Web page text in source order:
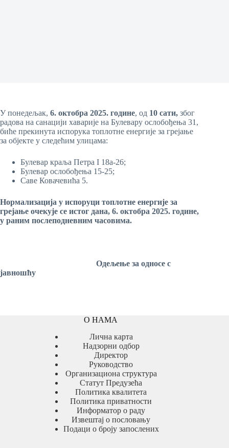
У понедељак, 6. октобра 2025. године, од 10 сати, због
радова на санацији хаварије на Булевару ослобођења 31,
биће прекинута испорука топлотне енергије за грејање
за објекте у следећим улицама:
Булевар краља Петра I 18а-26;
Булевар ослобођења 15-25;
Саве Ковачевића 5.
Нормализација у испоруци топлотне енергије за
грејање очекује се истог дана, 6. октобра 2025. године,
у раним послеподневним часовима.
Одељење за односе с
јавношћу
О НАМА
Лична карта
Надзорни одбор
Директор
Руководство
Организациона структура
Статут Предузећа
Политика квалитета
Политика приватности
Информатор о раду
Извештај о пословању
Подаци о броју запослених